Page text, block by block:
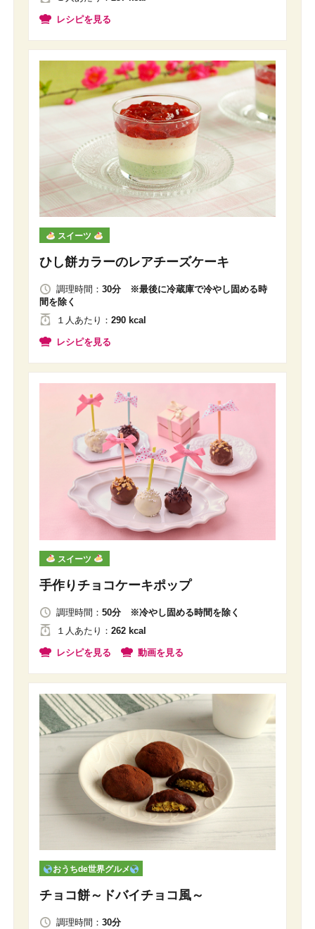
レシピを見る
スイーツ
ひし餅カラーのレアチーズケーキ
調理時間： 30分 ※最後に冷蔵庫で冷やし固める時
間を除く
１人あたり ： 290 kcal
レシピを見る
スイーツ
手作りチョコケーキポップ
調理時間： 50分 ※冷やし固める時間を除く
１人 あたり ： 262 kcal
レシピを見る 動画を見る
おうちde世界グルメ
チョコ餅～ドバイチョコ風～
調理時間： 30分